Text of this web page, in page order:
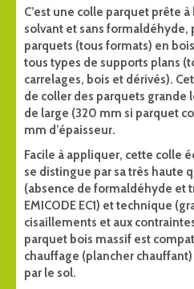
C’est une colle parquet prête à
solvant et sans formaldéhyde,
parquets (tous formats) en
tous types de supports plans
carrelages, bois et dérivés).
de coller des parquets grande
de large (320 mm si parquet
mm d’épaisseur.
Facile à appliquer, cette colle
se distingue par sa très haute
(absence de formaldéhyde et
EMICODE EC1) et technique
cisaillements et aux
parquet bois massif est
chauffage (plancher
par le sol.